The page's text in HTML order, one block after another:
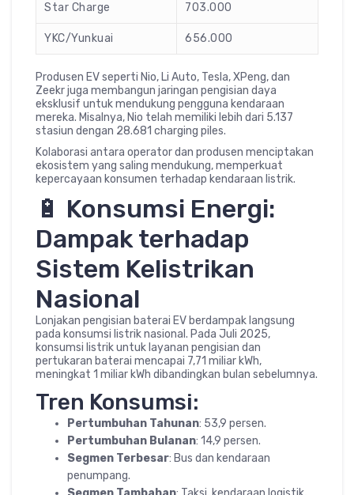
Star Charge 703.000
YKC/Yunkuai 656.000
Produsen EV seperti Nio, Li Auto, Tesla, XPeng, dan
Zeekr juga membangun jaringan pengisian daya
eksklusif untuk mendukung pengguna kendaraan
mereka. Misalnya, Nio telah memiliki lebih dari 5.137
stasiun dengan 28.681 charging piles.
Kolaborasi antara operator dan produsen menciptakan
ekosistem yang saling mendukung, memperkuat
kepercayaan konsumen terhadap kendaraan listrik.
🔋 Konsumsi Energi:
Dampak terhadap
Sistem Kelistrikan
Nasional
Lonjakan pengisian baterai EV berdampak langsung
pada konsumsi listrik nasional. Pada Juli 2025,
konsumsi listrik untuk layanan pengisian dan
pertukaran baterai mencapai 7,71 miliar kWh,
meningkat 1 miliar kWh dibandingkan bulan sebelumnya.
Tren Konsumsi:
Pertumbuhan Tahunan: 53,9 persen.
Pertumbuhan Bulanan: 14,9 persen.
Segmen Terbesar: Bus dan kendaraan
penumpang.